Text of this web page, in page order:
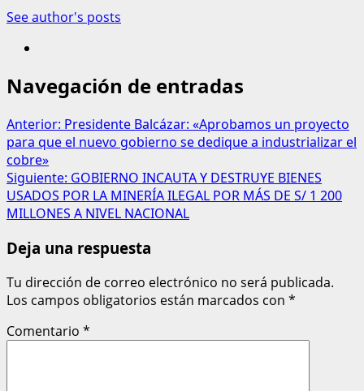
See author's posts
Navegación de entradas
Anterior: Presidente Balcázar: «Aprobamos un proyecto
para que el nuevo gobierno se dedique a industrializar el
cobre»
Siguiente: GOBIERNO INCAUTA Y DESTRUYE BIENES
USADOS POR LA MINERÍA ILEGAL POR MÁS DE S/ 1 200
MILLONES A NIVEL NACIONAL
Deja una respuesta
Tu dirección de correo electrónico no será publicada.
Los campos obligatorios están marcados con *
Comentario *